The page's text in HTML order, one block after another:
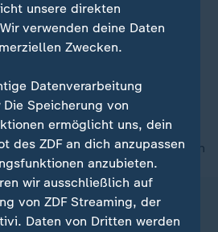
sehe er "weniger
Gipfel könne niemand
genau weiß, was sie will",
Pistorius.
nach oben
unsere direkten
verwenden deine Daten
Zwecken.
Datenverarbeitung
Die Speicherung von
ermöglicht uns, dein
des ZDF an dich anzupassen
anzubieten.
wir ausschließlich auf
von ZDF Streaming, der
Daten von Dritten werden